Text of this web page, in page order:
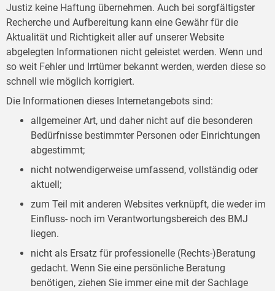
Justiz keine Haftung übernehmen. Auch bei sorgfältigster
Recherche und Aufbereitung kann eine Gewähr für die
Aktualität und Richtigkeit aller auf unserer Website
abgelegten Informationen nicht geleistet werden. Wenn und
so weit Fehler und Irrtümer bekannt werden, werden diese so
schnell wie möglich korrigiert.
Die Informationen dieses Internetangebots sind:
allgemeiner Art, und daher nicht auf die besonderen
Bedürfnisse bestimmter Personen oder Einrichtungen
abgestimmt;
nicht notwendigerweise umfassend, vollständig oder
aktuell;
zum Teil mit anderen Websites verknüpft, die weder im
Einfluss- noch im Verantwortungsbereich des BMJ
liegen.
nicht als Ersatz für professionelle (Rechts-)Beratung
gedacht. Wenn Sie eine persönliche Beratung
benötigen, ziehen Sie immer eine mit der Sachlage